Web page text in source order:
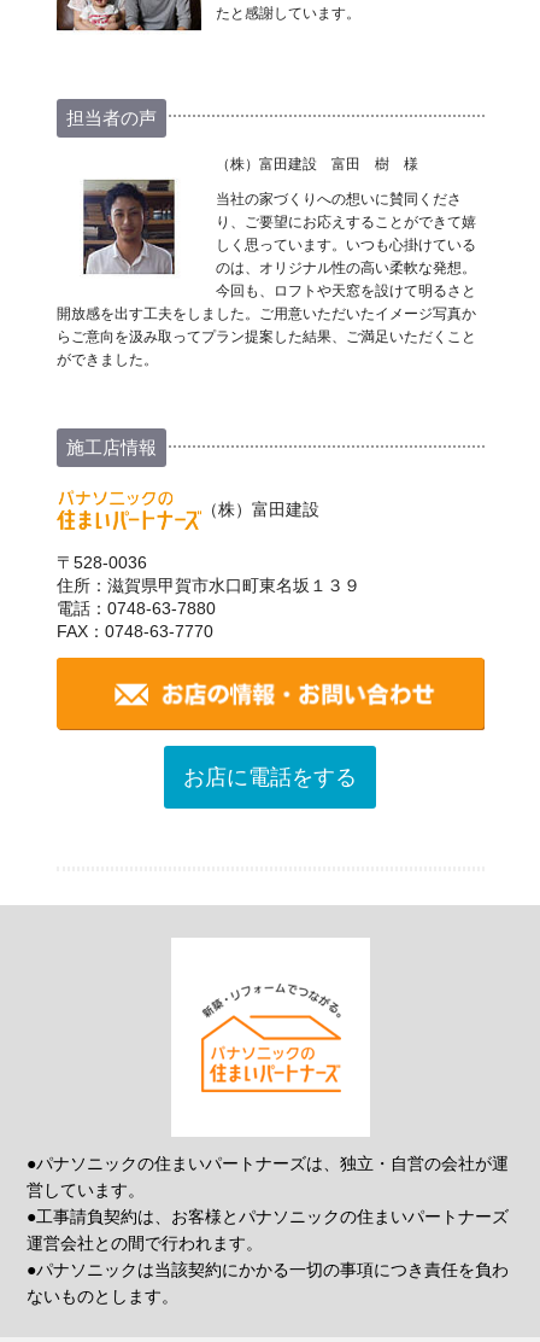
たと感謝しています。
担当者の声
（株）富田建設 富田 樹 様
当社の家づくりへの想いに賛同くださ
り、ご要望にお応えすることができて嬉
しく思っています。いつも心掛けている
のは、オリジナル性の高い柔軟な発想。
今回も、ロフトや天窓を設けて明るさと
開放感を出す工夫をしました。ご用意いただいたイメージ写真か
らご意向を汲み取ってプラン提案した結果、ご満足いただくこと
ができました。
施工店情報
（株）富田建設
〒528-0036
住所：滋賀県甲賀市水口町東名坂１３９
電話：0748-63-7880
FAX：0748-63-7770
お店に電話をする
●パナソニックの住まいパートナーズは、独立・自営の会社が運
営しています。
●工事請負契約は、お客様とパナソニックの住まいパートナーズ
運営会社との間で行われます。
●パナソニックは当該契約にかかる一切の事項につき責任を負わ
ないものとします。